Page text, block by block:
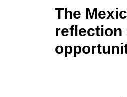
The
reflection